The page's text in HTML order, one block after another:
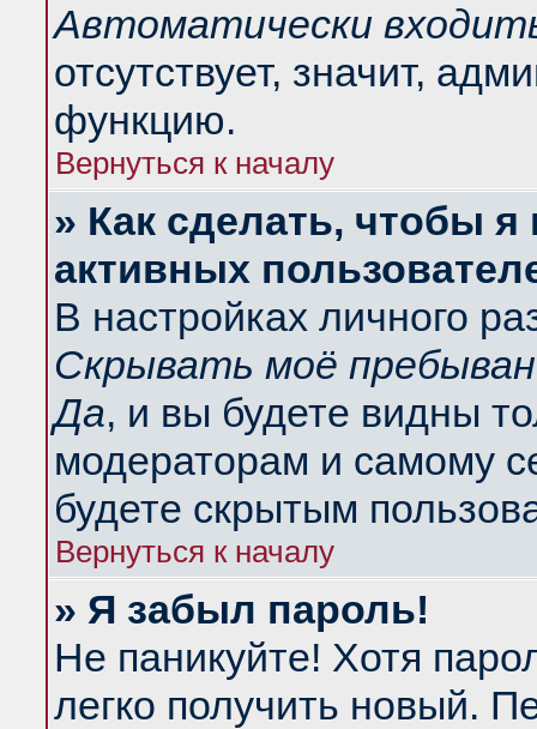
Автоматически
отсутствует, значит,
функцию.
Вернуться к началу
» Как сделать, чтобы
активных
В настройках личного
Скрывать моё
Да, и вы будете видны
модераторам и самому
будете скрытым
Вернуться к началу
» Я забыл пароль!
Не паникуйте! Хотя
легко получить новый.